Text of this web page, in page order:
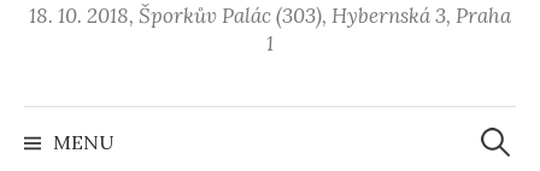
18. 10. 2018, Šporkův Palác (303), Hybernská 3, Praha
1
MENU